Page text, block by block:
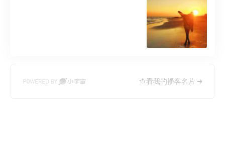
查看我的播客名片